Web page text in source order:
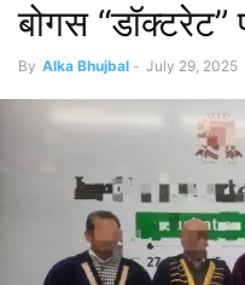
बोगस “डॉक्टरेट”
By Alka Bhujbal - July 29, 2025